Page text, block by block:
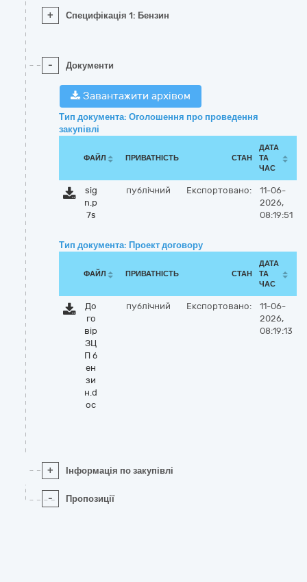
+ Специфікація 1: Бензин
- Документи
Завантажити архівом
Тип документа: Оголошення про проведення
закупівлі
ФАЙЛ ПРИВАТНІСТЬ СТАН
ДАТА
ТА
ЧАС
sig
n.p
7s
публічний Експортовано:
11-06-
2026,
08:19:51
Тип документа: Проект договору
ФАЙЛ ПРИВАТНІСТЬ СТАН
ДАТА
ТА
ЧАС
До
го
вір
ЗЦ
П б
ен
зи
н.d
oc
публічний Експортовано:
11-06-
2026,
08:19:13
+ Інформація по закупівлі
- Пропозиції